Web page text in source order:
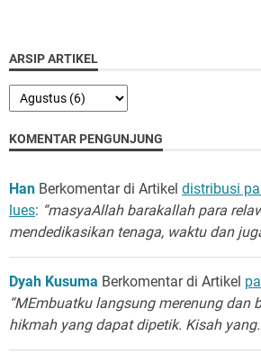
ARSIP ARTIKEL
KOMENTAR PENGUNJUNG
Han Berkomentar di Artikel distribusi
lues: “masyaAllah barakallah para
mendedikasikan tenaga, waktu dan
Dyah Kusuma Berkomentar di Artikel
“MEmbuatku langsung merenung dan
hikmah yang dapat dipetik. Kisah